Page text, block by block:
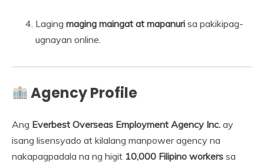
Laging maging maingat at mapanuri sa pakikipag-
ugnayan online.
Agency Profile
Ang Everbest Overseas Employment Agency Inc. ay
isang lisensyado at kilalang manpower agency na
nakapagpadala na ng higit 10,000 Filipino workers sa